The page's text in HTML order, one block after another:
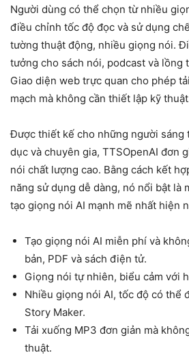
Người dùng có thể chọn từ nhiều
điều chỉnh tốc độ đọc và sử dụng
tường thuật động, nhiều giọng nói.
tưởng cho sách nói, podcast và lồng
Giao diện web trực quan cho phép
mạch mà không cần thiết lập kỹ
Được thiết kế cho những người sáng
dục và chuyên gia, TTSOpenAI đơn
nói chất lượng cao. Bằng cách kết
năng sử dụng dễ dàng, nó nổi bật là
tạo giọng nói AI mạnh mẽ nhất hiện
Tạo giọng nói AI miễn phí và
bản, PDF và sách điện tử.
Giọng nói tự nhiên, biểu cảm với
Nhiều giọng nói AI, tốc độ có thể
Story Maker.
Tải xuống MP3 đơn giản mà
thuật.